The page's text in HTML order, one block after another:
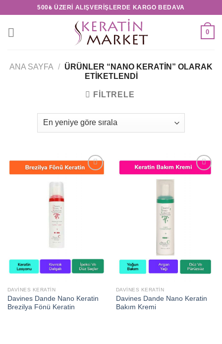
content
500₺ ÜZERI ALIŞVERIŞLERDE KARGO BEDAVA
0
ANA SAYFA / ÜRÜNLER “NANO KERATIN” OLARAK
ETIKETLENDI
FILTRELE
DAVINES KERATIN
Davines Dande Nano Keratin
Brezilya Fönü Keratin
DAVINES KERATIN
Davines Dande Nano Keratin
Bakım Kremi